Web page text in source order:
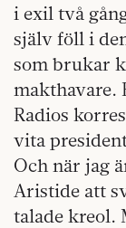
i exil två
själv föll i
som brukar
makthavare.
Radios
vita
Och när jag
Aristide att
talade kreol.